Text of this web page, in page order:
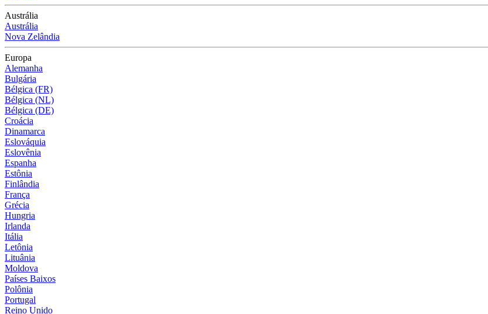
Austrália
Austrália
Nova Zelândia
Europa
Alemanha
Bulgária
Bélgica (FR)
Bélgica (NL)
Bélgica (DE)
Croácia
Dinamarca
Eslováquia
Eslovênia
Espanha
Estônia
Finlândia
França
Grécia
Hungria
Irlanda
Itália
Letônia
Lituânia
Moldova
Países Baixos
Polônia
Portugal
Reino Unido